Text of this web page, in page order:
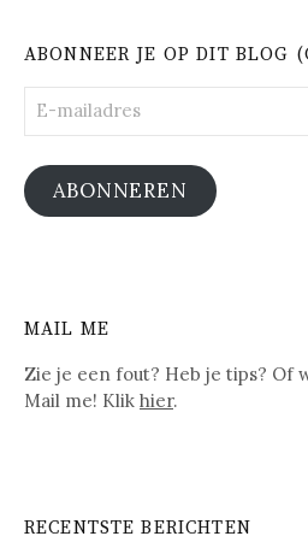
ABONNEER JE OP DIT BLOG
mailadres
ABONNEREN
MAIL ME
Zie je een fout? Heb je tips? Of
Mail me! Klik hier.
RECENTSTE BERICHTEN